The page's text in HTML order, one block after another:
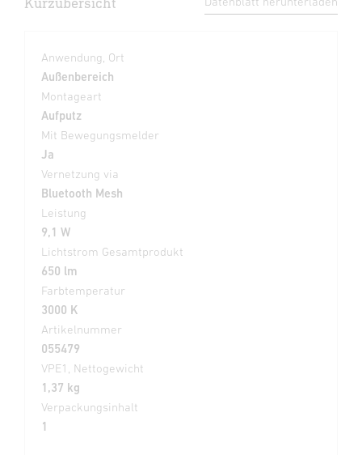
Anwendung, Ort
Außenbereich
Montageart
Aufputz
Mit Bewegungsmelder
Ja
Vernetzung via
Bluetooth Mesh
Leistung
9,1 W
Lichtstrom Gesamtprodukt
650 lm
Farbtemperatur
3000 K
Artikelnummer
055479
VPE1, Nettogewicht
1,37 kg
Verpackungsinhalt
1